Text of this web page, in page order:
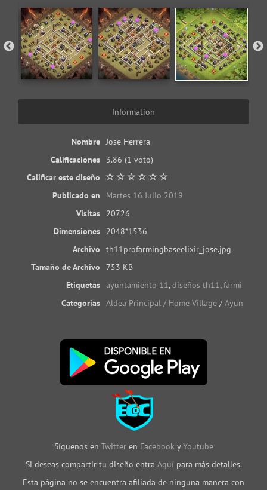
Information
Nombre Jose Herrera
Calificaciones
3.86 (1 voto)
Calificar este diseño
Publicado en
Martes 16 Julio 2019
Visitas
20726
Dimensiones
2048*1536
Archivo
th11profarmingbaseelixir_jose.jpg
Tamaño de Archivo
753 KB
Etiquetas ayuntamiento 11,diseños th11,farming
Categorias Aldea Principal / Home Village /
Síguenos en Twitter en Facebook yYoutube
Si deseas compartir tu diseño entra Aquí para más detalles.
Esta página no se encuentra afiliada de ninguna manera con